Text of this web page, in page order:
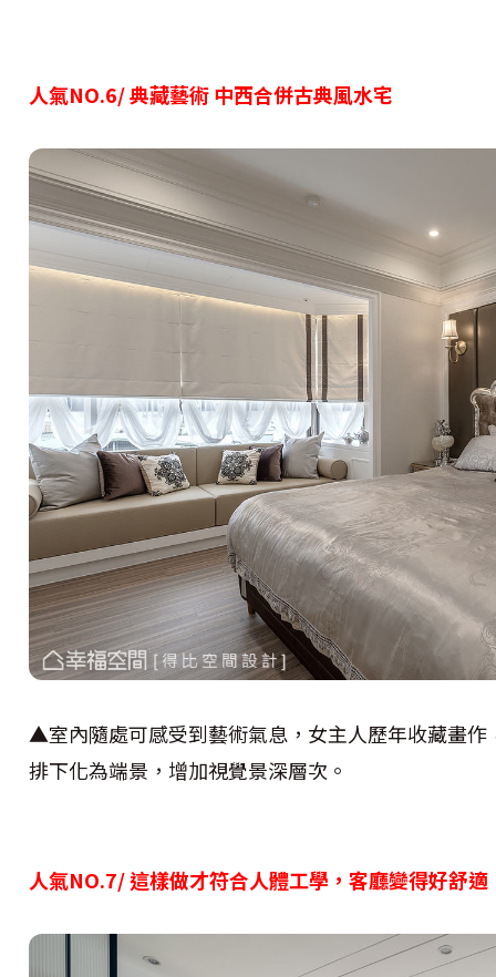
人氣NO.6/ 典藏藝術 中西合併古典風水宅
▲室內隨處可感受到藝術氣息，女主人歷年收藏畫
排下化為端景，增加視覺景深層次。
人氣NO.7/ 這樣做才符合人體工學，客廳變得好舒適